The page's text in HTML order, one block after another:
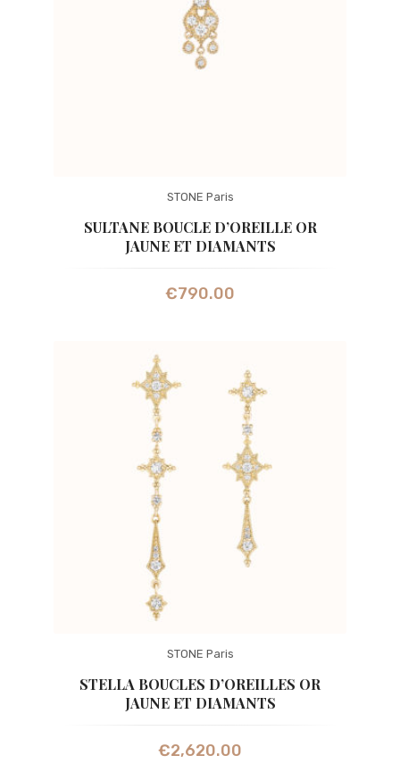
STONE Paris
SULTANE BOUCLE D’OREILLE OR
JAUNE ET DIAMANTS
€790.00
STONE Paris
STELLA BOUCLES D’OREILLES OR
JAUNE ET DIAMANTS
€2,620.00